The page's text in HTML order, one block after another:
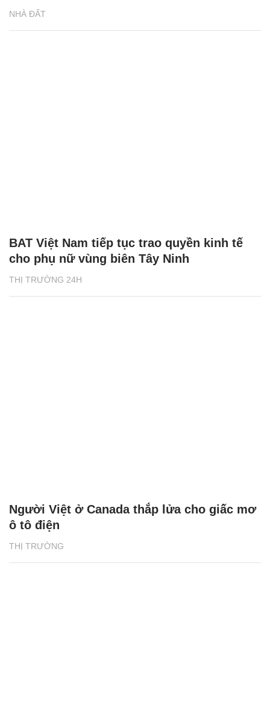
NHÀ ĐẤT
THỊ TRƯỜNG 24H
BAT Việt Nam tiếp tục trao quyền kinh tế
cho phụ nữ vùng biên Tây Ninh
THỊ TRƯỜNG
Người Việt ở Canada thắp lửa cho giấc mơ
ô tô điện